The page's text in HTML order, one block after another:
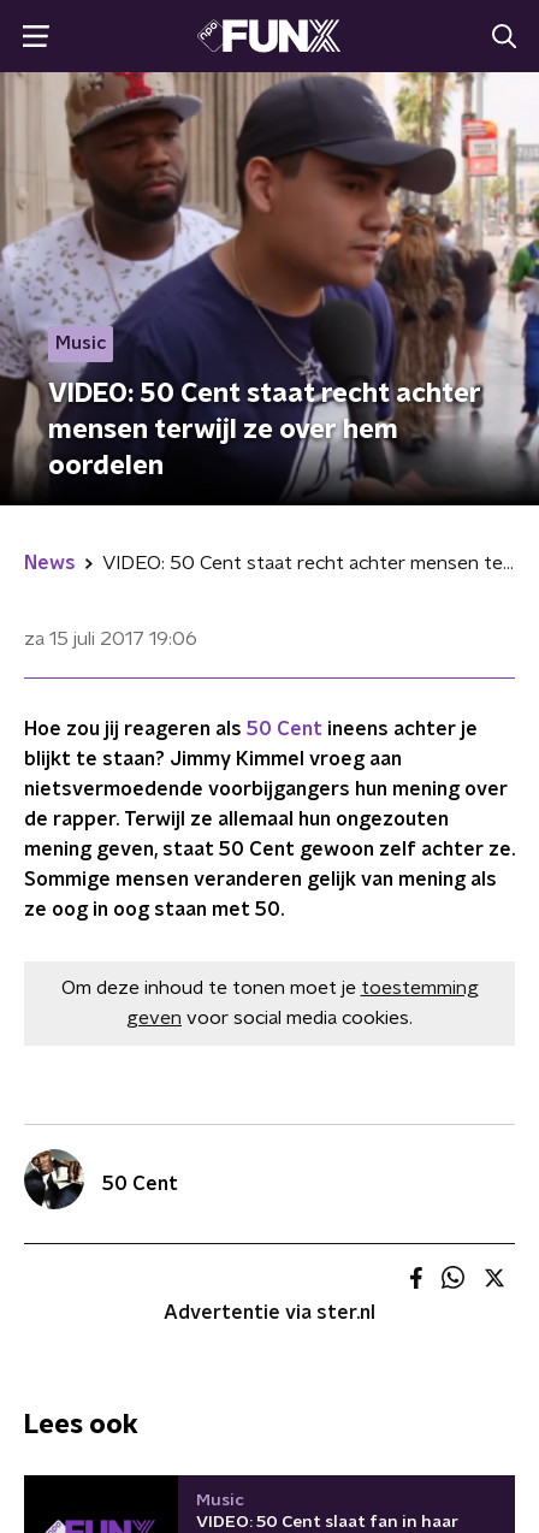
Music
VIDEO: 50 Cent staat recht achter
mensen terwijl ze over hem
oordelen
News VIDEO: 50 Cent staat recht achter mensen terwijl ze over hem oordelen
za 15 juli 2017 19:06
Hoe zou jij reageren als 50 Cent ineens achter je
blijkt te staan? Jimmy Kimmel vroeg aan
nietsvermoedende voorbijgangers hun mening over
de rapper. Terwijl ze allemaal hun ongezouten
mening geven, staat 50 Cent gewoon zelf achter ze.
Sommige mensen veranderen gelijk van mening als
ze oog in oog staan met 50.
Om deze inhoud te tonen moet je toestemming
geven voor social media cookies.
50 Cent
Advertentie via ster.nl
Lees ook
Music
VIDEO: 50 Cent slaat fan in haar